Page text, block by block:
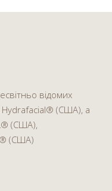
відомих
Hydrafacial® (США), а
(США),
(США)